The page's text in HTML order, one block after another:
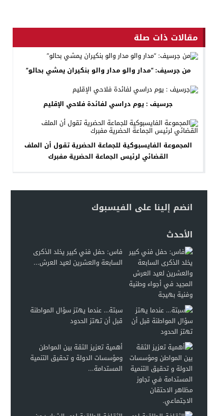
مقالات ذات صلة
من جرسيف: “مدار والو مدار والو بنكيران يمشي بحالو”
جرسيف : يوم دراسي لفائدة فلاحي الإقليم
المجموعة الفايسبوكية للجماعة الحضرية تقول أن الملف
القضائي لرئيس الجماعة الحضرية مفبرك
انضم إلينا على الفيسبوك
الأحدث
فاس: حفل فني كبير يخلد الذكرى
السابعة والعشرين لعيد العرش...
سبتة… عندما يهتز سؤال المواطنة
قبل أن تهتز الحدود
أهمية تعزيز الثقة بين المواطن
ومؤسسات الدولة و تحقيق التنمية
المستدامة...